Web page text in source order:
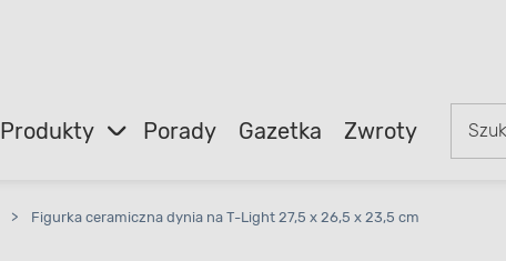
Produkty Porady Gazetka Zwroty
> Figurka ceramiczna dynia na T-Light 27,5 x 26,5 x 23,5 cm